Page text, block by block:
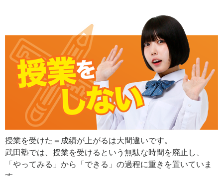
授業を受けた＝成績が上がるは大間違いです。
武田塾では、授業を受けるという無駄な時間を廃止し、
「やってみる」から「できる」の過程に重きを置いていま